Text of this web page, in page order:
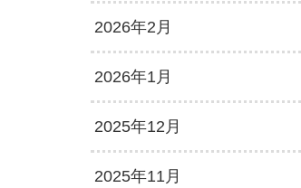
2026年2月
2026年1月
2025年12月
2025年11月